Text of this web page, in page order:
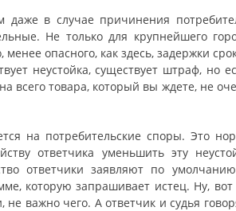
даже в случае причинения
Не только для крупнейшего
опасного, как здесь, задержки
неустойка, существует штраф, но
всего товара, который вы ждете, не
на потребительские споры. Это
ответчика уменьшить эту
ответчики заявляют по
которую запрашивает истец. Ну,
важно чего. А ответчик и судья